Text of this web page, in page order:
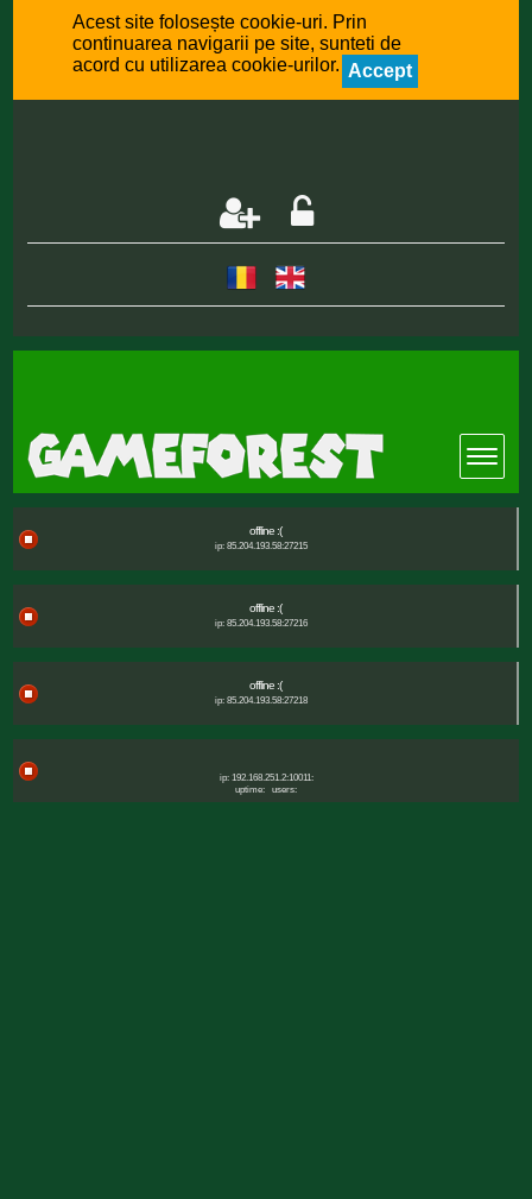
Acest site folosește cookie-uri. Prin
continuarea navigarii pe site, sunteti de
acord cu utilizarea cookie-urilor. Accept
offline :(
ip: 85.204.193.58:27215
offline :(
ip: 85.204.193.58:27216
offline :(
ip: 85.204.193.58:27218
ip: 192.168.251.2:10011:
uptime:
users: